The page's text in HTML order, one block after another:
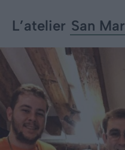
L’atelier San